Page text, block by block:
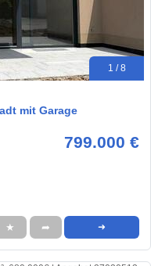
1 / 8
mit Garage
799.000 €
★ ➦ ➜